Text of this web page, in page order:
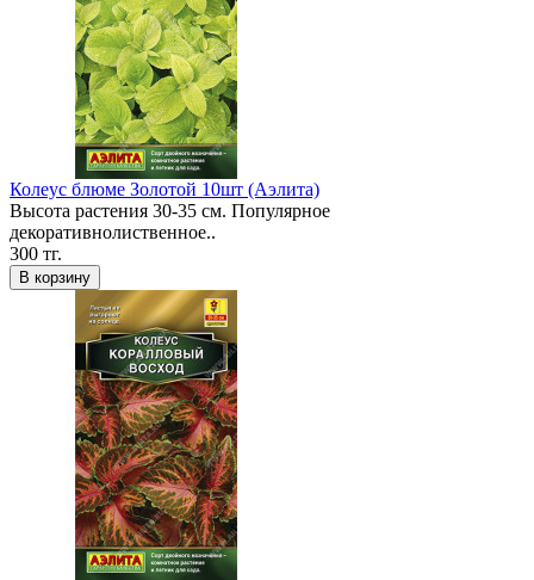
Колеус блюме Золотой 10шт (Аэлита)
Высота растения 30-35 см. Популярное
декоративнолиственное..
300 тг.
В корзину